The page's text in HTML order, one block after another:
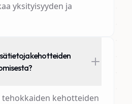
yksityisyyden ja
kehotteiden
kehotteiden